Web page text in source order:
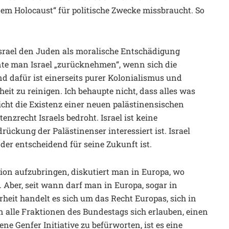
Holocaust“ für politische Zwecke missbraucht. So
den Juden als moralische Entschädigung
man Israel „zurücknehmen“, wenn sich die
dafür ist einerseits purer Kolonialismus und
zu reinigen. Ich behaupte nicht, dass alles was
die Existenz einer neuen palästinensischen
Israels bedroht. Israel ist keine
der Palästinenser interessiert ist. Israel
entscheidend für seine Zukunft ist.
aufzubringen, diskutiert man in Europa, wo
seit wann darf man in Europa, sogar in
handelt es sich um das Recht Europas, sich in
Fraktionen des Bundestags sich erlauben, einen
Genfer Initiative zu befürworten, ist es eine